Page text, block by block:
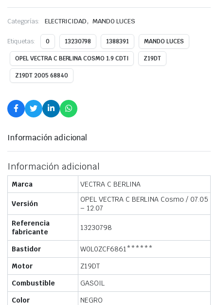
Categorías: ELECTRICIDAD, MANDO LUCES
Etiquetas: 0 13230798 1388391 MANDO LUCES
OPEL VECTRA C BERLINA COSMO 1.9 CDTI Z19DT
Z19DT 2005 68840
Información adicional
Información adicional
Marca VECTRA C BERLINA
Versión
OPEL VECTRA C BERLINA Cosmo / 07.05
– 12.07
Referencia
fabricante
13230798
Bastidor
W0L0ZCF6861******
Motor
Z19DT
Combustible
GASOIL
Color
NEGRO